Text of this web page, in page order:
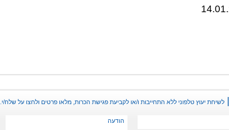
לשיחת יעוץ טלפוני ללא התחייבות ו/או לקביעת פגישת הכרות, מלאו פרטים ולחצו על שלח/י.